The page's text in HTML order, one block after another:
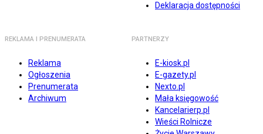
Deklaracja dostępności
REKLAMA I PRENUMERATA
Reklama
Ogłoszenia
Prenumerata
Archiwum
PARTNERZY
E-kiosk.pl
E-gazety.pl
Nexto.pl
Mała księgowość
Kancelarierp.pl
Wieści Rolnicze